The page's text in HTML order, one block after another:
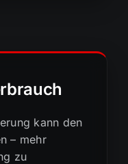
kann den
– mehr
zu